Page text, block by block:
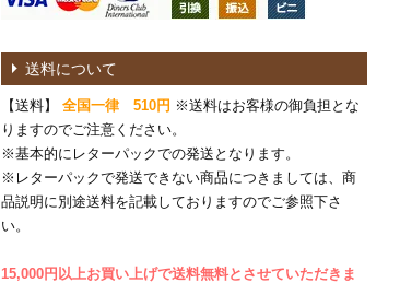
送料について
【送料】 全国一律 510円 ※送料はお客様の御負担とな
りますのでご注意ください。
※基本的にレターパックでの発送となります。
※レターパックで発送できない商品につきましては、商
品説明に別途送料を記載しておりますのでご参照下さ
い。
15,000円以上お買い上げで送料無料とさせていただきま